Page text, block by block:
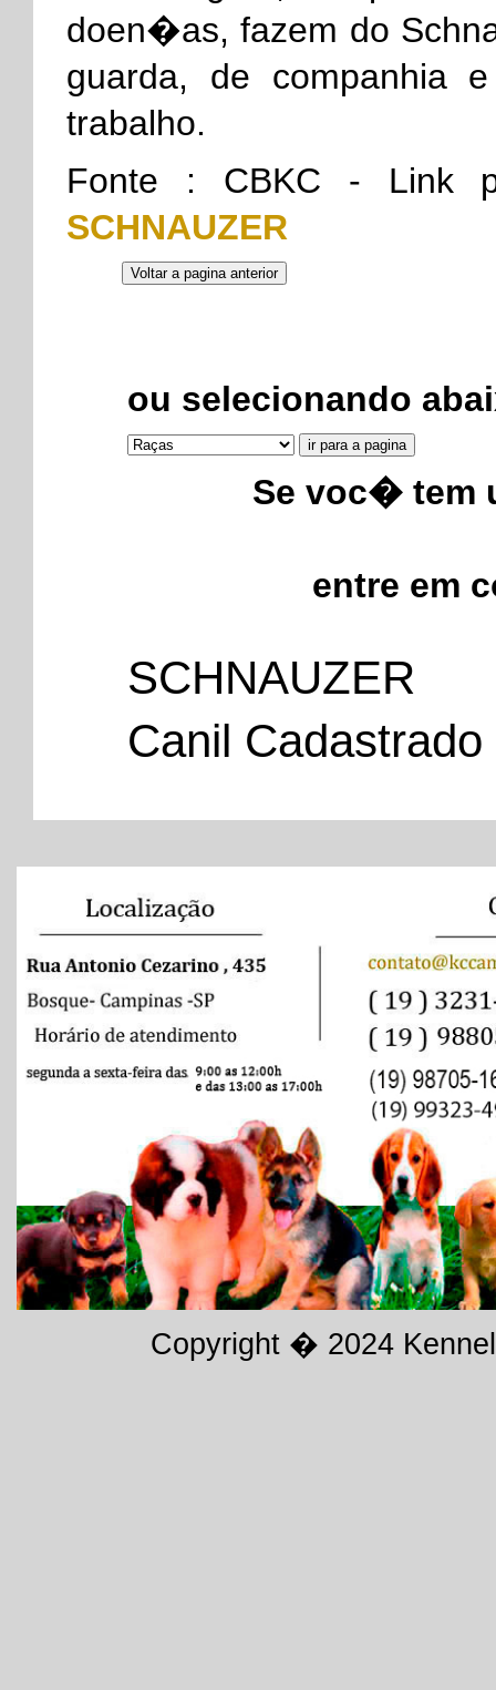
doen�as, fazem do
guarda, de companhia
trabalho.
Fonte : CBKC - Link
SCHNAUZER
ou selecionando
Se voc� tem
entre em
SCHNAUZER
Canil Cadastrado
Copyright � 2024